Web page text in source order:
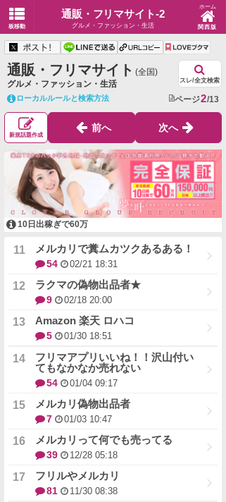
板移動
通販・フリマサイト-2
グルメ・ファッション・生活
ホーム
関西版
通販・フリマサイト (全国)
グルメ・ファッション・生活
スレ/全文検索
ローカルルールと検索方法 ページ2/13
新規話題作成
前へ 次へ
10日出稼ぎで60万
メルカリで糞ムカツクあるある！
54 02/21 18:31
ラクマの偽物出品者★
9 02/18 20:00
Amazon 楽天 ロハコ
5 01/30 18:51
フリマアプリいいね！！沢山付い
てもなかなか売れない
54 01/04 09:17
メルカリ偽物出品者
7 01/03 10:47
メルカリって何でも売ってる
39 12/28 05:18
フリルやメルカリ
81 11/30 08:38